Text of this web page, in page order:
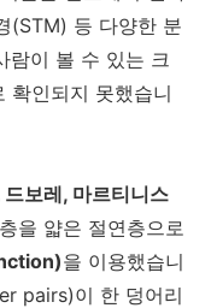
(STM) 등 다양한 분
람이 볼 수 있는 크
확인되지 못했습니
드보레, 마르티니스
을 얇은 절연층으로
을 이용했습니
pairs)이 한 덩어리